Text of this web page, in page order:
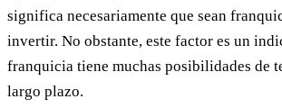
significa necesariamente que sean
invertir. No obstante, este factor es un
franquicia tiene muchas posibilidades de
largo plazo.